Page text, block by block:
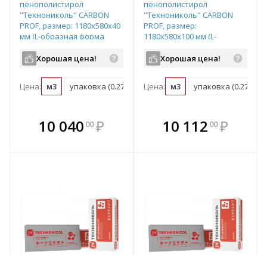
пенополистирол
"Технониколь" CARBON
PROF, размер: 1180х580х40
мм (L-образная форма
Хорошая цена!
Цена: м3 упаковка (0.274 м3)
10 040 00 ₽
В комплекте
всегда выгоднее!
пенополистирол
"Технониколь" CARBON
PROF, размер:
1180х580х100 мм (L-
арт. 582416
Хорошая цена!
Цена: м3 упаковка (0.274 м3)
В комплекте
всегда выгоднее!
10 112 00 ₽